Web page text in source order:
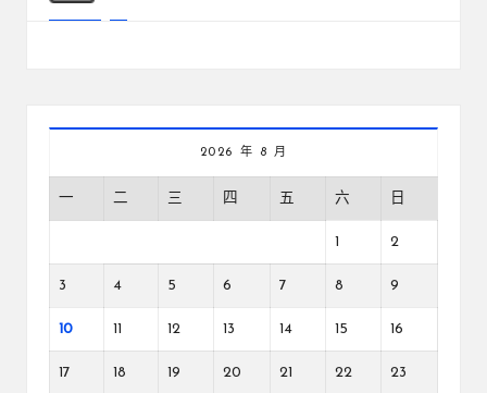
2026 年 8 月
一 二 三 四 五 六 日
1 2
3 4 5 6 7 8 9
10 11 12 13 14 15 16
17 18 19 20 21 22 23